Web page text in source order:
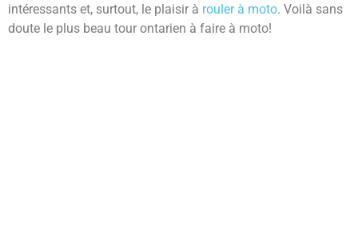
intéressants et, surtout, le plaisir à rouler à moto. Voilà sans
doute le plus beau tour ontarien à faire à moto!